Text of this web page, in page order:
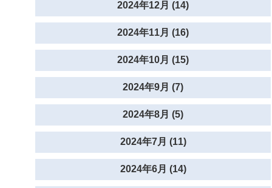
2024年12月 (14)
2024年11月 (16)
2024年10月 (15)
2024年9月 (7)
2024年8月 (5)
2024年7月 (11)
2024年6月 (14)